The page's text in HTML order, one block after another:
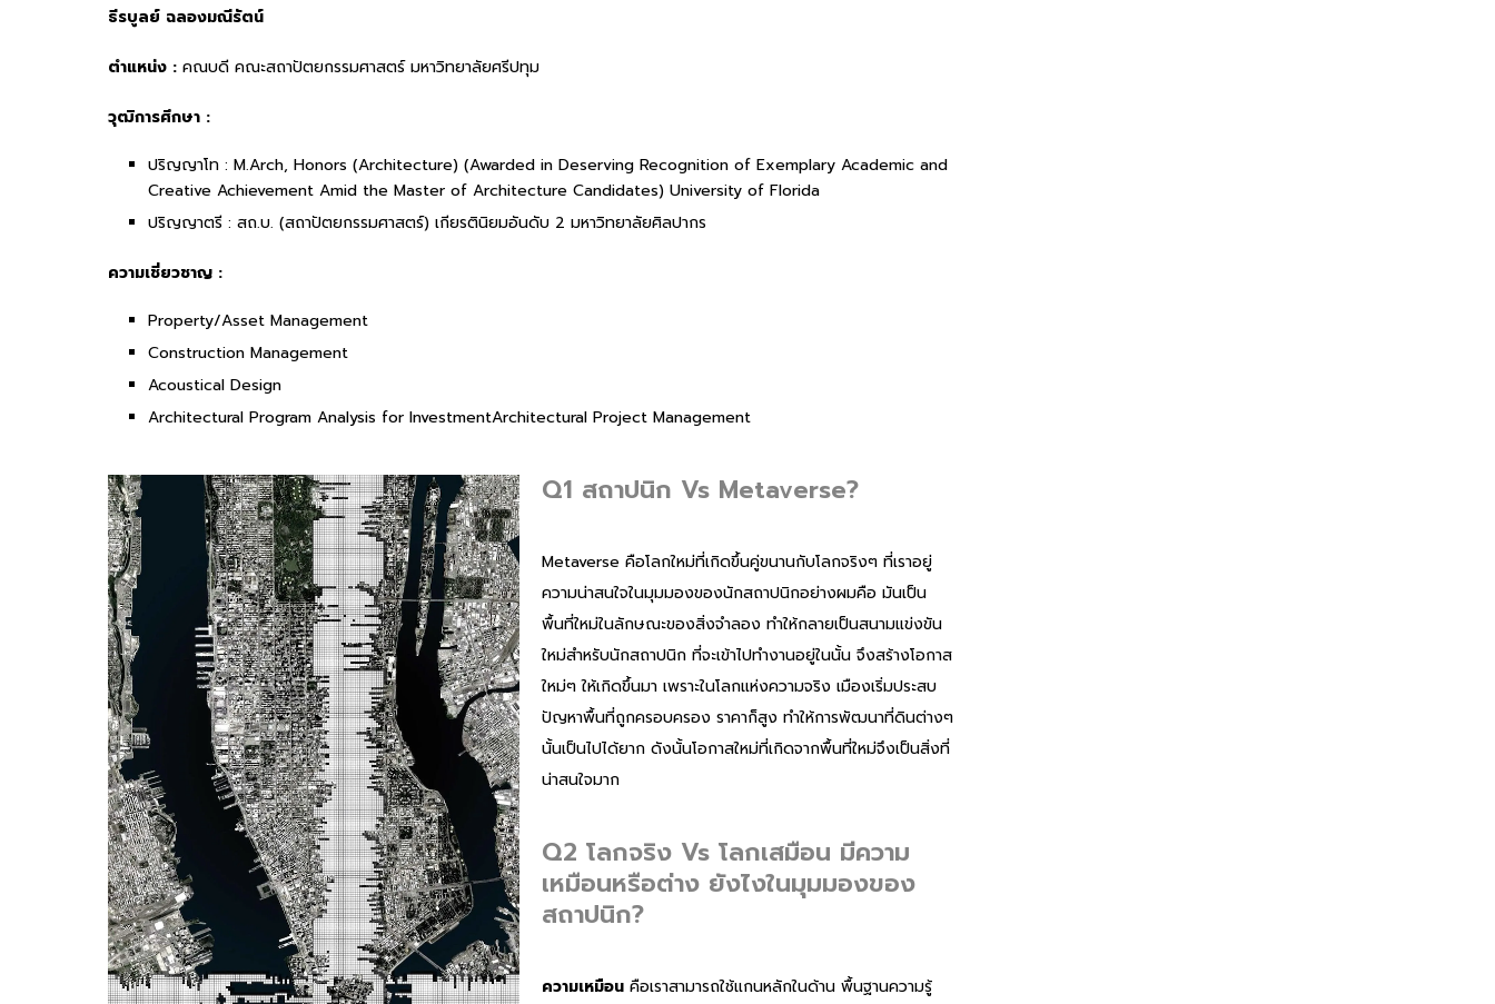
ธีรบูลย์ ฉลองมณีรัตน์
ตำแหน่ง : คณบดี คณะสถาปัตยกรรมศาสตร์ มหาวิทยาลัยศรีปทุม
วุฒิการศึกษา :
ปริญญาโท : M.Arch, Honors (Architecture) (Awarded in Deserving Recognition of Exemplary Academic and
Creative Achievement Amid the Master of Architecture Candidates) University of Florida
ปริญญาตรี : สถ.บ. (สถาปัตยกรรมศาสตร์) เกียรตินิยมอันดับ 2 มหาวิทยาลัยศิลปากร
ความเชี่ยวชาญ :
Property/Asset Management
Construction Management
Acoustical Design
Architectural Program Analysis for InvestmentArchitectural Project Management
Q1 สถาปนิก Vs Metaverse?
Metaverse คือโลกใหม่ที่เกิดขึ้นคู่ขนานกับโลกจริงๆ ที่เราอยู่
ความน่าสนใจในมุมมองของนักสถาปนิกอย่างผมคือ มันเป็น
พื้นที่ใหม่ในลักษณะของสิ่งจำลอง ทำให้กลายเป็นสนามแข่งขัน
ใหม่สำหรับนักสถาปนิก ที่จะเข้าไปทำงานอยู่ในนั้น จึงสร้างโอกาส
ใหม่ๆ ให้เกิดขึ้นมา เพราะในโลกแห่งความจริง เมืองเริ่มประสบ
ปัญหาพื้นที่ถูกครอบครอง ราคาก็สูง ทำให้การพัฒนาที่ดินต่างๆ
นั้นเป็นไปได้ยาก ดังนั้นโอกาสใหม่ที่เกิดจากพื้นที่ใหม่จึงเป็นสิ่งที่
น่าสนใจมาก
Q2 โลกจริง Vs โลกเสมือน มีความ
เหมือนหรือต่าง ยังไงในมุมมองของ
สถาปนิก?
ความเหมือนคือเราสามารถใช้แกนหลักในด้าน พื้นฐานความรู้